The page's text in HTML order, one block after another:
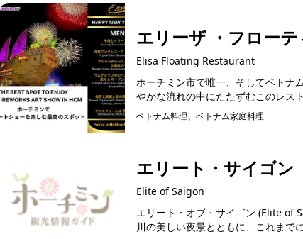
エリーザ ・フロー
Elisa Floating Restaurant
ホーチミン市で唯一、そしてベト
やかな流れの中にたたずむこのレス
ベトナム料理、ベトナム家庭料理
エリート・サイゴン
Elite of Saigon
エリート・オブ・サイゴン (Elite of
川の美しい夜景とともに、これまで